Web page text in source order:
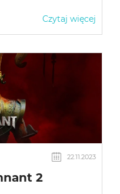
Czytaj więcej
22.11.2023
2